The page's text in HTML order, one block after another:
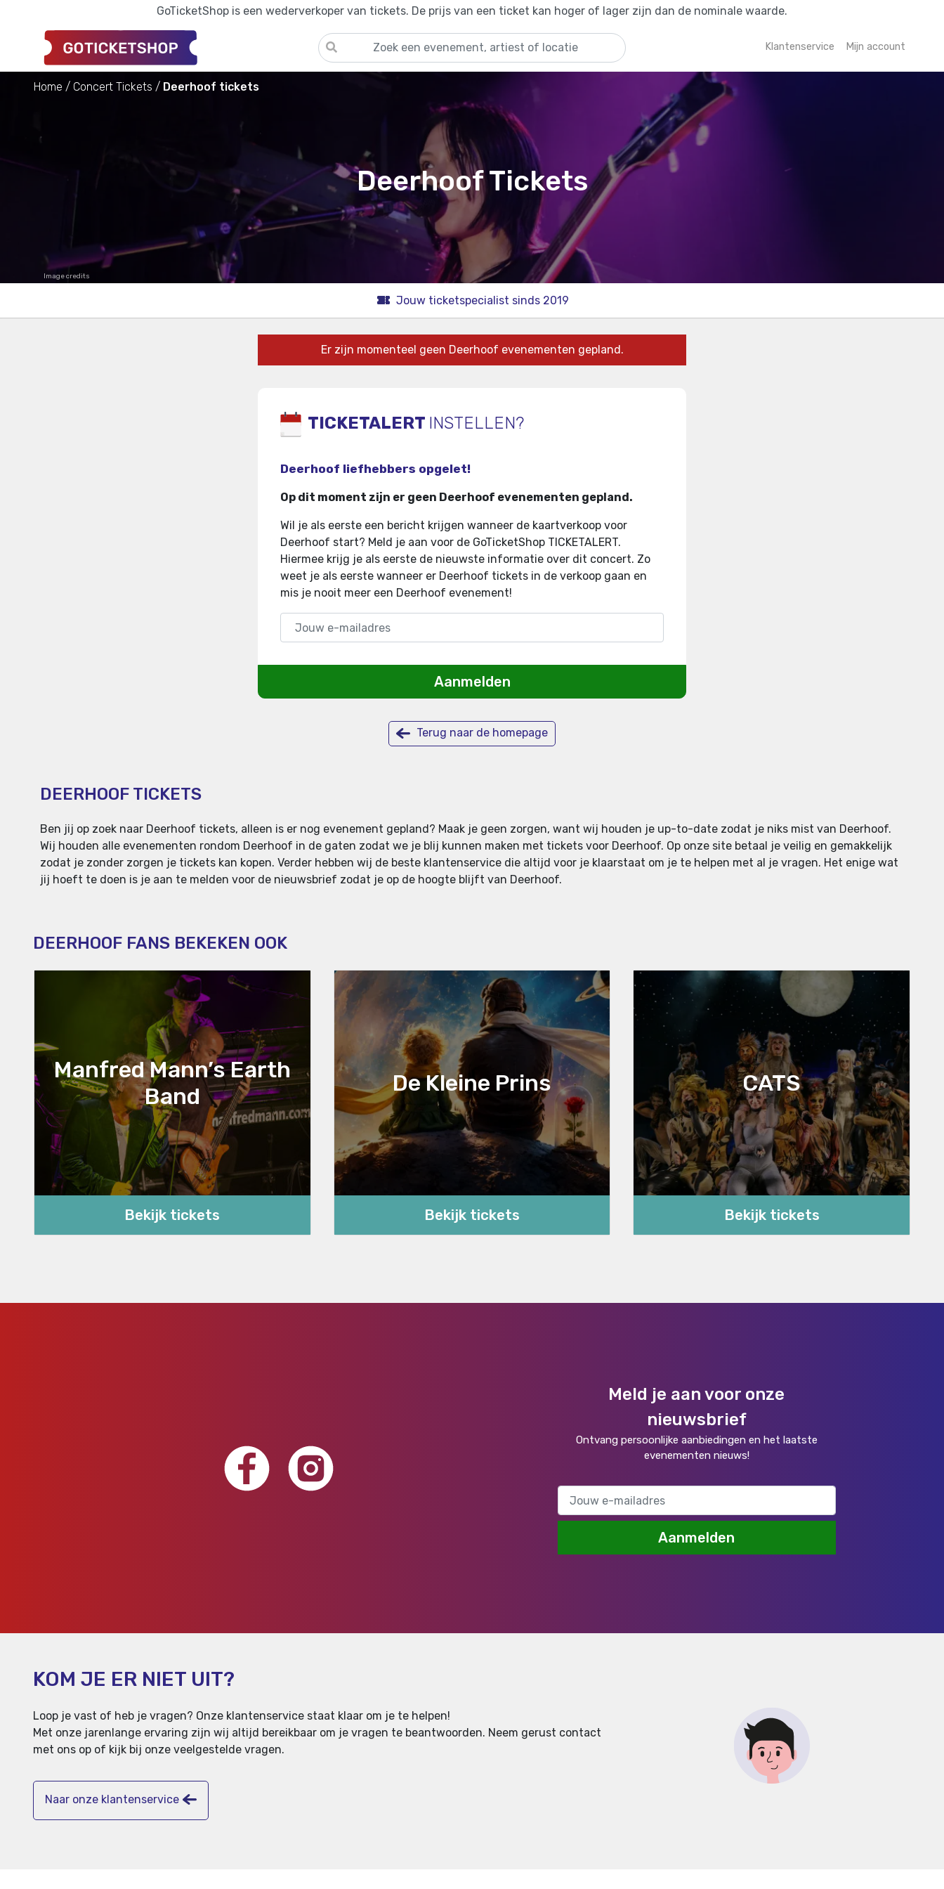
GoTicketShop is een wederverkoper van tickets. De prijs van een ticket kan hoger of lager zijn dan de nominale waarde.
Klantenservice Mijn account
Home Concert Tickets Deerhoof tickets
Deerhoof Tickets
Image credits
Jouw ticketspecialist sinds 2019
Er zijn momenteel geen Deerhoof evenementen gepland.
TICKETALERT INSTELLEN?
Deerhoof liefhebbers opgelet!
Op dit moment zijn er geen Deerhoof evenementen gepland.
Wil je als eerste een bericht krijgen wanneer de kaartverkoop voor
Deerhoof start? Meld je aan voor de GoTicketShop TICKETALERT.
Hiermee krijg je als eerste de nieuwste informatie over dit concert. Zo
weet je als eerste wanneer er Deerhoof tickets in de verkoop gaan en
mis je nooit meer een Deerhoof evenement!
Aanmelden
Terug naar de homepage
DEERHOOF TICKETS
Ben jij op zoek naar Deerhoof tickets, alleen is er nog evenement gepland? Maak je geen zorgen, want wij houden je up-to-date zodat je niks mist van Deerhoof.
Wij houden alle evenementen rondom Deerhoof in de gaten zodat we je blij kunnen maken met tickets voor Deerhoof. Op onze site betaal je veilig en gemakkelijk
zodat je zonder zorgen je tickets kan kopen. Verder hebben wij de beste klantenservice die altijd voor je klaarstaat om je te helpen met al je vragen. Het enige wat
jij hoeft te doen is je aan te melden voor de nieuwsbrief zodat je op de hoogte blijft van Deerhoof.
DEERHOOF FANS BEKEKEN OOK
Manfred Mann’s Earth
Band
Bekijk tickets
De Kleine Prins
Bekijk tickets
CATS
Bekijk tickets
Meld je aan voor onze
nieuwsbrief
Ontvang persoonlijke aanbiedingen en het laatste
evenementen nieuws!
Aanmelden
KOM JE ER NIET UIT?
Loop je vast of heb je vragen? Onze klantenservice staat klaar om je te helpen!
Met onze jarenlange ervaring zijn wij altijd bereikbaar om je vragen te beantwoorden. Neem gerust contact
met ons op of kijk bij onze veelgestelde vragen.
Naar onze klantenservice